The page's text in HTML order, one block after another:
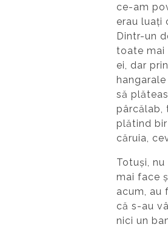
ce-am
erau luați
Dintr-un
toate mai
ei, dar
să
pârcălab,
plătind
căruia,
Totuși,
mai face
acum, au
că s-au
nici un